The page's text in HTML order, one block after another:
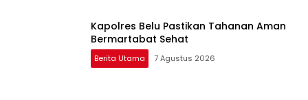
Kapolres Belu Pastikan Tahanan Aman
Bermartabat Sehat
Berita Utama 7 Agustus 2026